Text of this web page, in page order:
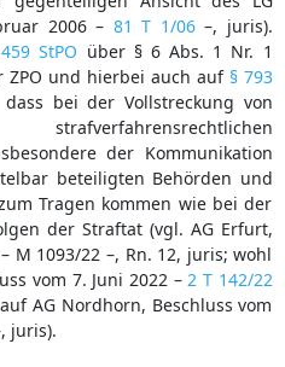
2006 – 81 T 1/06–, juris).
StPO über § 6 Abs. 1 Nr. 1
ZPO und hierbei auch auf § 793
bei der Vollstreckung von
der Kommunikation
beteiligten Behörden und
Tragen kommen wie bei der
der Straftat (vgl. AG Erfurt,
M 1093/22 –, Rn. 12, juris; wohl
vom 7. Juni 2022 – 2 T 142/22
AG Nordhorn, Beschluss vom
juris).